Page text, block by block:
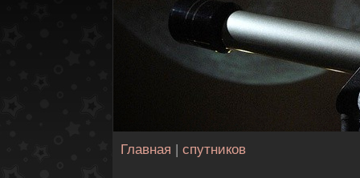
Главная |спутников